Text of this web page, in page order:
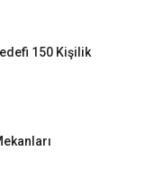
150 Kişilik